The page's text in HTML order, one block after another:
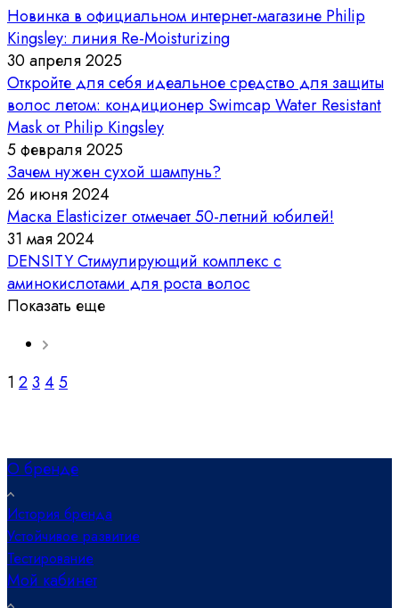
Новинка в официальном интернет-магазине Philip
Kingsley: линия Re-Moisturizing
30 апреля 2025
Откройте для себя идеальное средство для защиты
волос летом: кондиционер Swimcap Water Resistant
Mask от Philip Kingsley
5 февраля 2025
Зачем нужен сухой шампунь?
26 июня 2024
Маска Elasticizer отмечает 50-летний юбилей!
31 мая 2024
DENSITY Стимулирующий комплекс с
аминокислотами для роста волос
Показать еще
1 23 45
О бренде
История бренда
Устойчивое развитие
Тестирование
Мой кабинет